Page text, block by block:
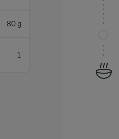
80 g
1